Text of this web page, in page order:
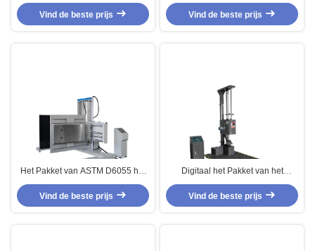
het Testen
Instrumentencompressie het
Testen Materiaal
Vind de beste prijs
Materiaal, het Testen van het
Pakketdroping van ASTM D5276
Elektronische Machine
Vind de beste prijs
Het Pakket van ASTM D6055 het
Testen Materiaal, PLC de
Compressie van het
Controlepakket het Testen
Vind de beste prijs
Digitaal het Pakket van het
Dalingslaboratorium het Testen
Materiaal met Enige Vleugel
Vind de beste prijs